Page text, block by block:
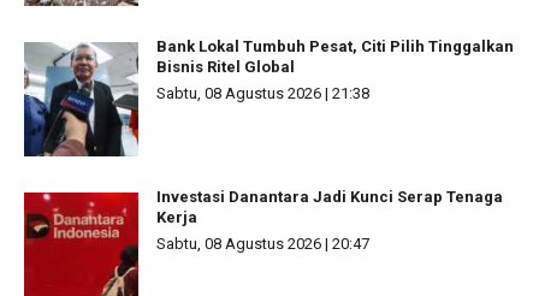
Bank Lokal Tumbuh Pesat, Citi Pilih Tinggalkan
Bisnis Ritel Global
Sabtu, 08 Agustus 2026 | 21:38
Investasi Danantara Jadi Kunci Serap Tenaga
Kerja
Sabtu, 08 Agustus 2026 | 20:47